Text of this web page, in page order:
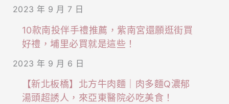
2023 年 9 月 7 日
10款南投伴手禮推薦，紫南宮還願逛街買
好禮，埔里必買就是這些！
2023 年 9 月 6 日
【新北板橋】北方牛肉麵｜肉多麵Q濃郁
湯頭超誘人，來亞東醫院必吃美食！